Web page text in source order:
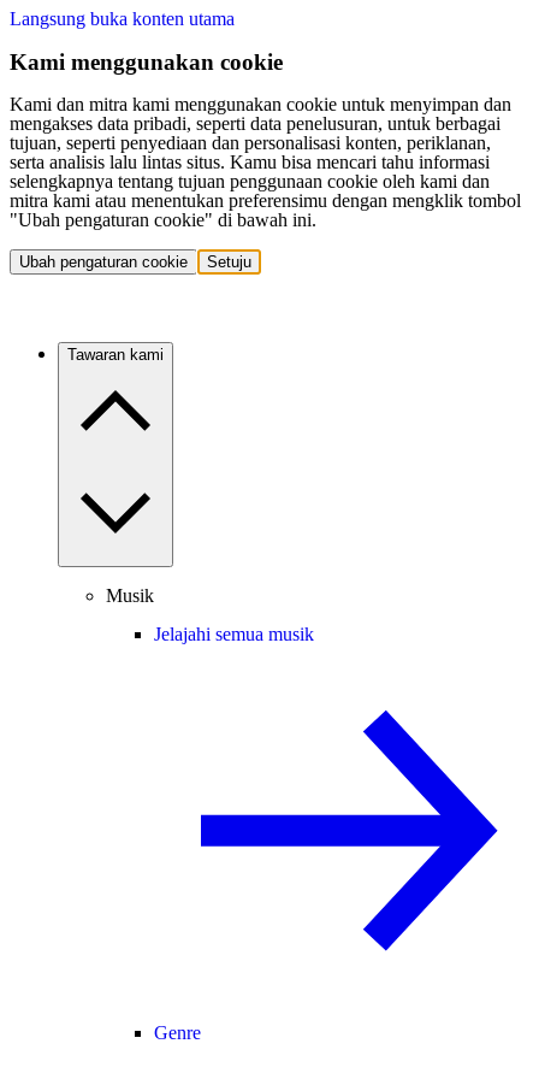
Langsung buka konten utama
Kami menggunakan cookie
Kami dan mitra kami menggunakan cookie untuk menyimpan dan
mengakses data pribadi, seperti data penelusuran, untuk berbagai
tujuan, seperti penyediaan dan personalisasi konten, periklanan,
serta analisis lalu lintas situs. Kamu bisa mencari tahu informasi
selengkapnya tentang tujuan penggunaan cookie oleh kami dan
mitra kami atau menentukan preferensimu dengan mengklik tombol
"Ubah pengaturan cookie" di bawah ini.
Ubah pengaturan cookie Setuju
Tawaran kami
Musik
Jelajahi semua musik
Genre